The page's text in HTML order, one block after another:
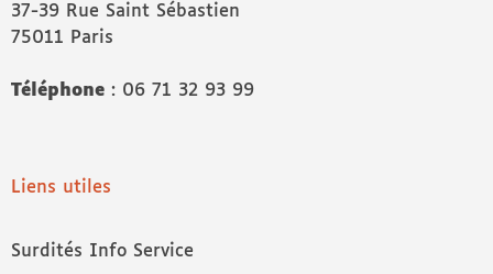
37-39 Rue Saint Sébastien
75011 Paris
Téléphone : 06 71 32 93 99
Liens utiles
Surdités Info Service